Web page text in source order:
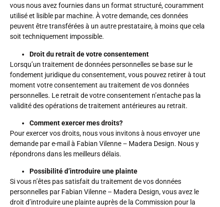
vous nous avez fournies dans un format structuré, couramment
utilisé et lisible par machine. À votre demande, ces données
peuvent être transférées à un autre prestataire, à moins que cela
soit techniquement impossible.
Droit du retrait de votre consentement
Lorsqu’un traitement de données personnelles se base sur le
fondement juridique du consentement, vous pouvez retirer à tout
moment votre consentement au traitement de vos données
personnelles. Le retrait de votre consentement n’entache pas la
validité des opérations de traitement antérieures au retrait.
Comment exercer mes droits?
Pour exercer vos droits, nous vous invitons à nous envoyer une
demande par e-mail à Fabian Vilenne – Madera Design. Nous y
répondrons dans les meilleurs délais.
Possibilité d’introduire une plainte
Si vous n’êtes pas satisfait du traitement de vos données
personnelles par Fabian Vilenne – Madera Design, vous avez le
droit d’introduire une plainte auprès de la Commission pour la